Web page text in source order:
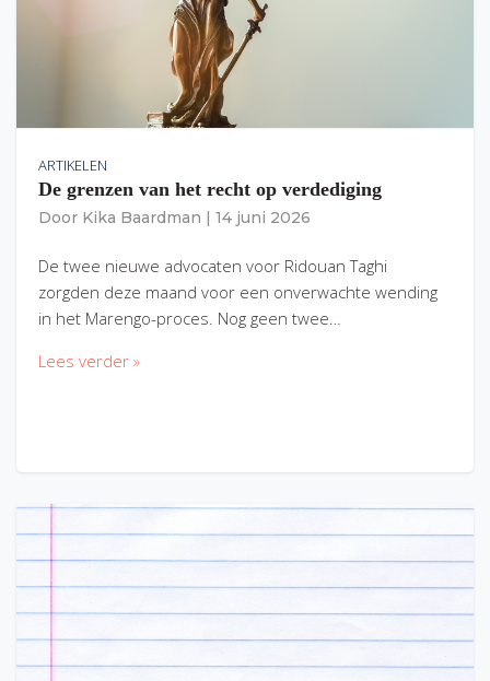
ARTIKELEN
De grenzen van het recht op verdediging
Door Kika Baardman 14 juni 2026
De twee nieuwe advocaten voor Ridouan Taghi
zorgden deze maand voor een onverwachte wending
in het Marengo-proces. Nog geen twee…
Lees verder »